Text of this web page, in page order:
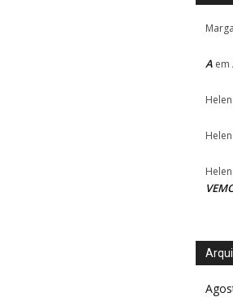
A em